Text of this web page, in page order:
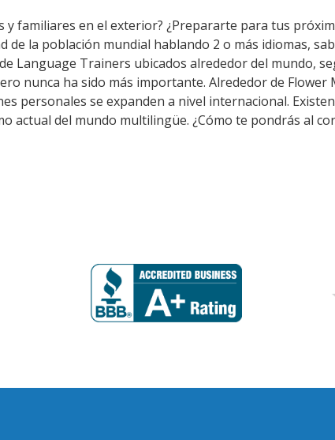
familiares en el exterior? ¿Prepararte para tus
de la población mundial hablando 2 o más idiomas,
Language Trainers ubicados alrededor del mundo,
nunca ha sido más importante. Alrededor de Flower
personales se expanden a nivel internacional.
actual del mundo multilingüe. ¿Cómo te pondrás al